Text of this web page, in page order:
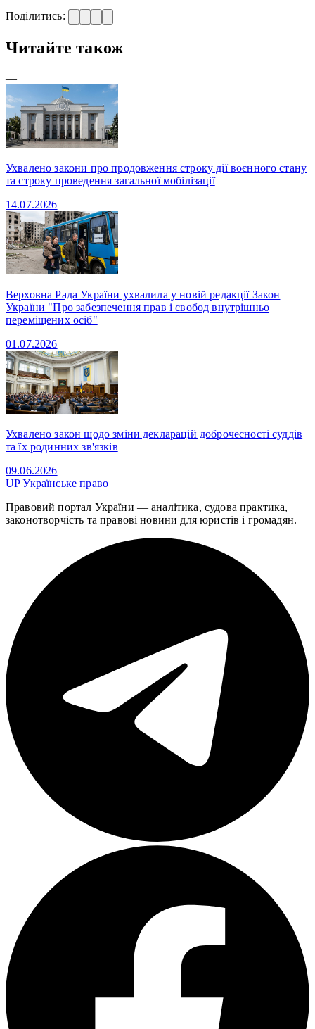
Поділитись:
Читайте також
—
Ухвалено закони про продовження строку дії воєнного стану
та строку проведення загальної мобілізації
14.07.2026
Верховна Рада України ухвалила у новій редакції Закон
України "Про забезпечення прав і свобод внутрішньо
переміщених осіб"
01.07.2026
Ухвалено закон щодо зміни декларацій доброчесності суддів
та їх родинних зв'язків
09.06.2026
UPУкраїнське право
Правовий портал України — аналітика, судова практика,
законотворчість та правові новини для юристів і громадян.